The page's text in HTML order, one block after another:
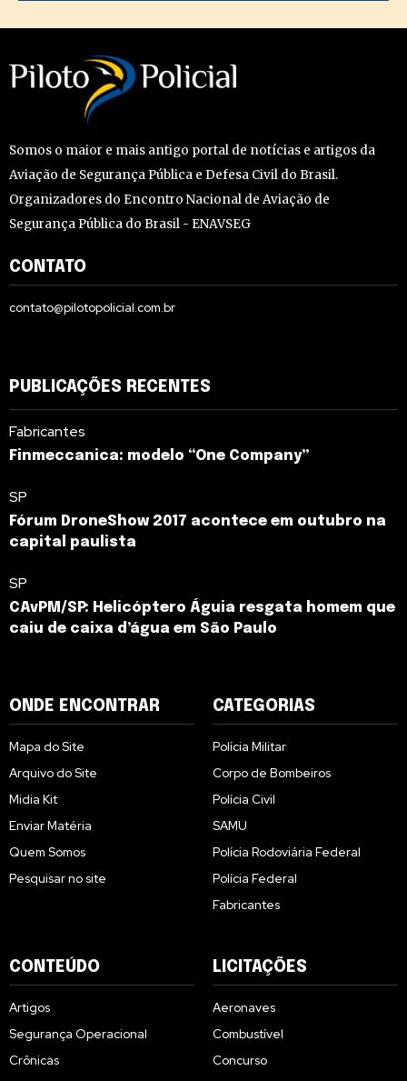
Somos o maior e mais antigo portal de notícias e artigos da
Aviação de Segurança Pública e Defesa Civil do Brasil.
Organizadores do Encontro Nacional de Aviação de
Segurança Pública do Brasil - ENAVSEG
CONTATO
contato@pilotopolicial.com.br
PUBLICAÇÕES RECENTES
Fabricantes
Finmeccanica: modelo “One Company”
SP
Fórum DroneShow 2017 acontece em outubro na
capital paulista
SP
CAvPM/SP: Helicóptero Águia resgata homem que
caiu de caixa d’água em São Paulo
ONDE ENCONTRAR
Mapa do Site
Arquivo do Site
Midia Kit
Enviar Matéria
Quem Somos
Pesquisar no site
CATEGORIAS
Polícia Militar
Corpo de Bombeiros
Polícia Civil
SAMU
Polícia Rodoviária Federal
Polícia Federal
Fabricantes
CONTEÚDO
Artigos
Segurança Operacional
Crônicas
LICITAÇÕES
Aeronaves
Combustível
Concurso